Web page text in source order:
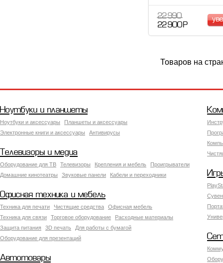
22 990
22 900 Р
Товаров на
Ноутбуки и планшеты
Ноутбуки и аксессуары
Планшеты и аксессуары
Электронные книги и аксессуары
Антивирусы
Телевизоры и медиа
Оборудование для ТВ Телевизоры Крепления и мебель
Проигрыватели
Домашние кинотеатры
Звуковые панели Кабели и переходники
Офисная техника и мебель
Техника для печати Чистящие средства
Офисная мебель
Техника для связи
Торговое оборудование
Расходные материалы
Защита питания
3D печать
Для работы с бумагой
Оборудование для презентаций
Автотовары